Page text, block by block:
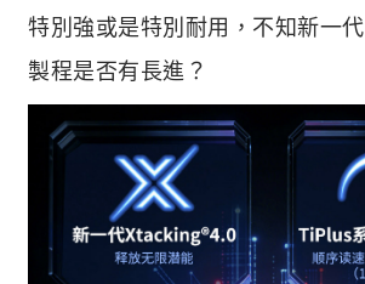
特別強或是特別耐用，不知新一代
製程是否有長進？